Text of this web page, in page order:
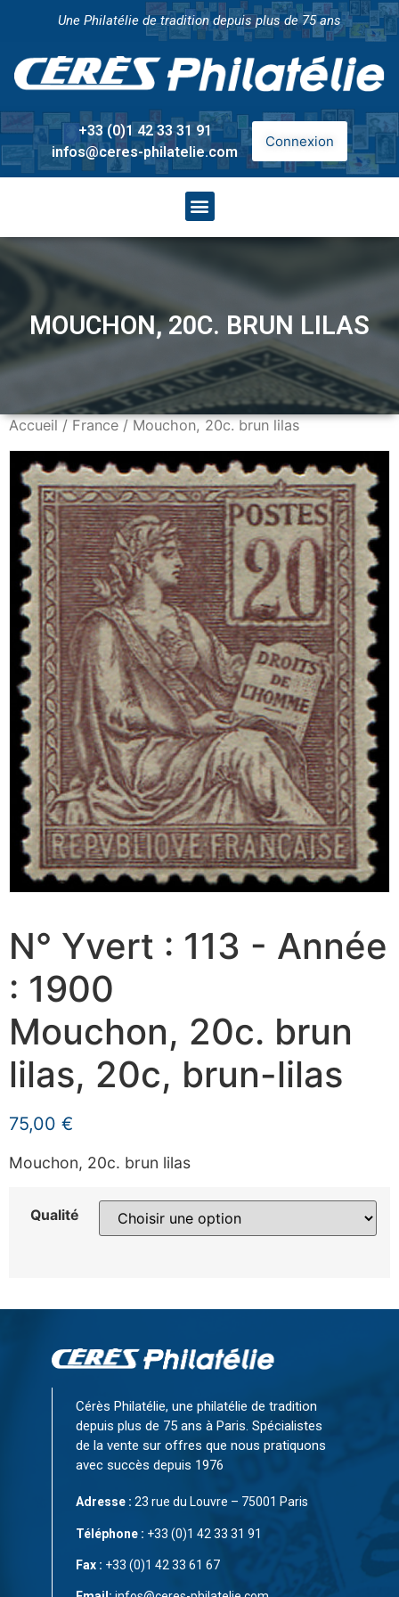
Une Philatélie de tradition depuis plus de 75 ans
+33 (0)1 42 33 31 91
infos@ceres-philatelie.com
Connexion
MOUCHON, 20C. BRUN LILAS
Accueil/France/ Mouchon, 20c. brun lilas
N° Yvert : 113 - Année
: 1900
Mouchon, 20c. brun
lilas, 20c, brun-lilas
75,00 €
Mouchon, 20c. brun lilas
Qualité
Cérès Philatélie, une philatélie de tradition
depuis plus de 75 ans à Paris. Spécialistes
de la vente sur offres que nous pratiquons
avec succès depuis 1976
Adresse : 23 rue du Louvre – 75001 Paris
Téléphone : +33 (0)1 42 33 31 91
Fax : +33 (0)1 42 33 61 67